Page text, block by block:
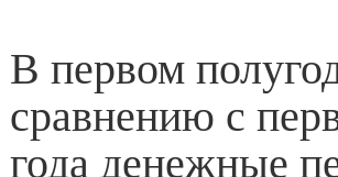
В первом
сравнению с
года денежные